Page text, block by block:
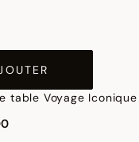
table Voyage